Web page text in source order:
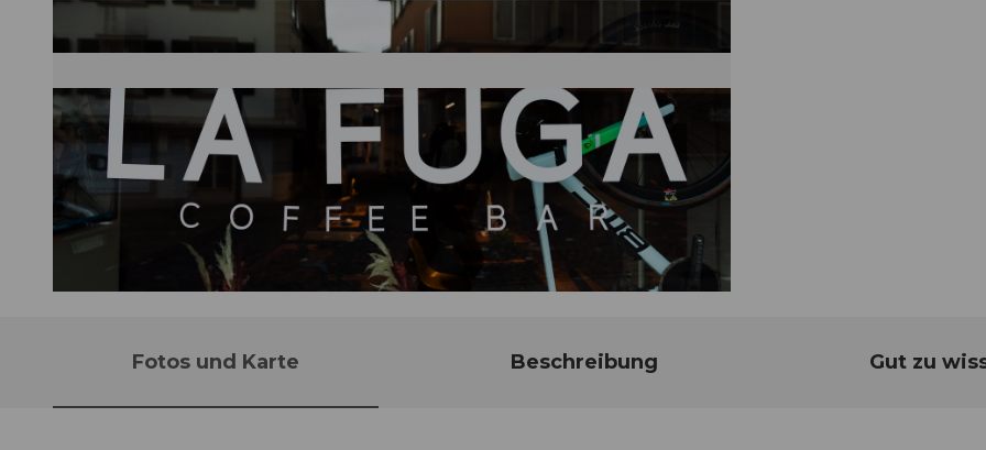
Fotos und Karte Beschreibung Gut zu